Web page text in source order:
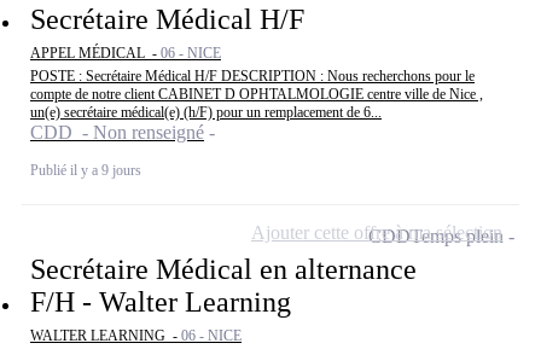
Secrétaire Médical H/F
APPEL MÉDICAL - 06 - NICE
POSTE : Secrétaire Médical H/F DESCRIPTION : Nous recherchons pour le
compte de notre client CABINET D OPHTALMOLOGIE centre ville de Nice ,
un(e) secrétaire médical(e) (h/F) pour un remplacement de 6...
CDD - Non renseigné
Publié il y a 9 jours
Secrétaire Médical en alternance
F/H - Walter Learning
WALTER LEARNING - 06 - NICE
CDDTemps plein
Ajouter cette offre à ma sélection